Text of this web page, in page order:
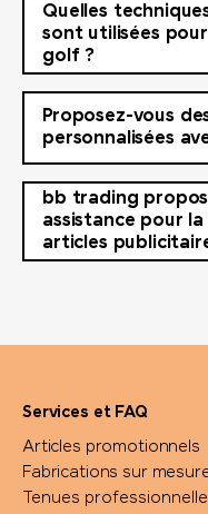
Quelles
sont utilisées
golf ?
Proposez-vous
personnalisées
bb trading
assistance pour
articles
Services et FAQ
Articles promotionnels
Fabrications sur
Tenues